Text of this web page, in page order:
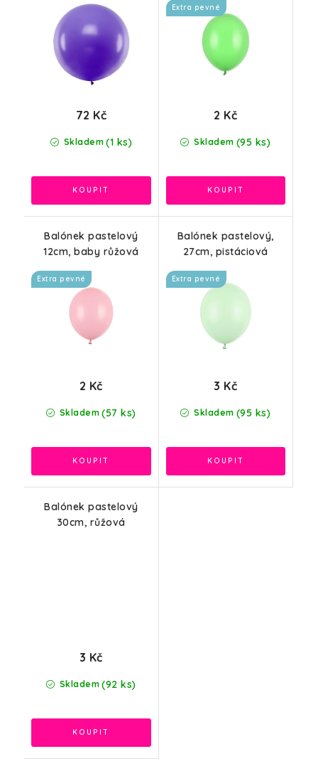
Skladem (1 ks)
72 Kč
Extra pevné
Skladem (95 ks)
2 Kč
Balónek pastelový
12cm, baby růžová
Extra pevné
Skladem (57 ks)
2 Kč
Balónek pastelový,
27cm, pistáciová
Extra pevné
Skladem (95 ks)
3 Kč
Balónek pastelový
30cm, růžová
Skladem (92 ks)
3 Kč